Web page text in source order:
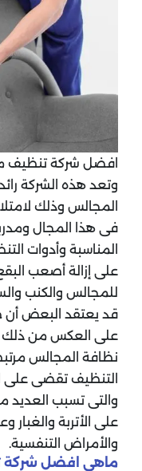
افضل شركة تنظيف
وتعد هذه الشركة
المجالس وذلك
فى هذا المجال
المناسبة وأدوات
على إزالة أصعب
للمجالس والكنب
قد يعتقد البعض أن
على العكس من ذلك
نظافة المجالس
التنظيف تقضى على
والتى تسبب العديد
على الأتربة والغبار
والأمراض التنفسية.
ماهي افضل شركة